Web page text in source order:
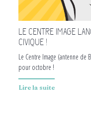
LE CENTRE IMAGE
CIVIQUE !
Le Centre Image (antenne de
pour octobre !
Lire la suite